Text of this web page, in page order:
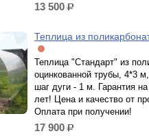
13 500 р.
Теплица из
Теплица "Стандарт" из
оцинкованной трубы, 4*3
шаг дуги - 1 м. Гарантия
лет! Цена и качество от
Оплата при получении!
17 900 р.